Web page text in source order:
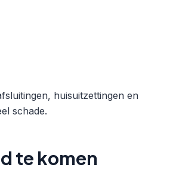
huisuitzettingen en
schade.
te komen